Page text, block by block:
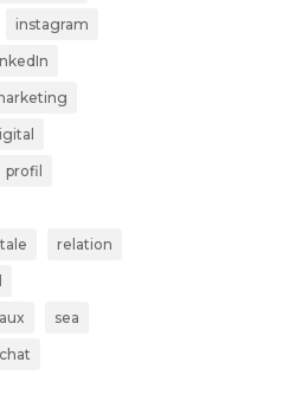
instagram
profil
relation
sea